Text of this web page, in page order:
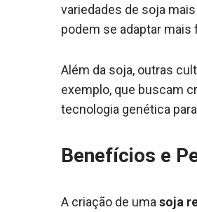
variedades de soja
podem se adaptar
Além da soja, outras
exemplo, que buscam
tecnologia genética
Benefícios e
A criação de umasoja